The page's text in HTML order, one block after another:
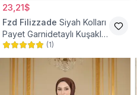
23,21$
Fzd Filizzade Siyah Kolları
Payet Garnidetaylı Kuşaklı
Abiye Elbise
(1)